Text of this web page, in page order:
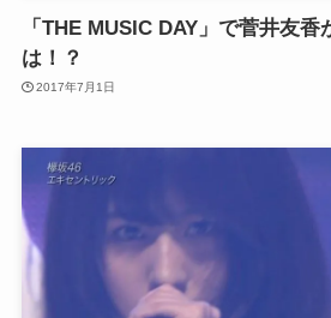
「THE MUSIC DAY」で菅井友
は！？
2017年7月1日